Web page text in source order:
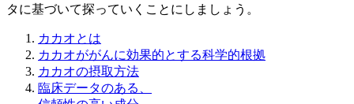
タに基づいて探っていくことにしましょう。
カカオとは
カカオががんに効果的とする科学的根拠
カカオの摂取方法
臨床データのある、